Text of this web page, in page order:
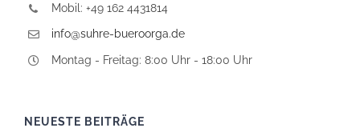
Mobil: +49 162 4431814
info@suhre-bueroorga.de
Montag - Freitag: 8:00 Uhr - 18:00 Uhr
NEUESTE BEITRÄGE